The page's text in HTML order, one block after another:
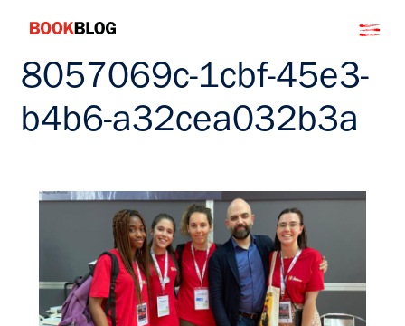
contenuto
Bookblog
8057069c-1cbf-45e3-
b4b6-a32cea032b3a